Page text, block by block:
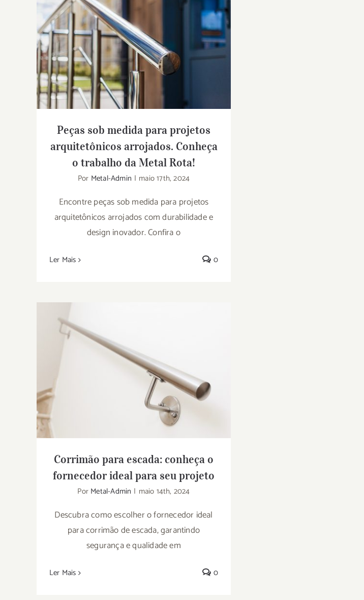
Peças sob medida para projetos
arquitetônicos arrojados. Conheça o
trabalho da Metal Rota!
Peças sob medida para projetos
arquitetônicos arrojados. Conheça
o trabalho da Metal Rota!
Por Metal-Admin | maio 17th, 2024
Encontre peças sob medida para projetos
arquitetônicos arrojados com durabilidade e
design inovador. Confira o
Ler Mais 0
Corrimão para escada: conheça o
fornecedor ideal para seu projeto
Corrimão para escada: conheça o
fornecedor ideal para seu projeto
Por Metal-Admin | maio 14th, 2024
Descubra como escolher o fornecedor ideal
para corrimão de escada, garantindo
segurança e qualidade em
Ler Mais 0